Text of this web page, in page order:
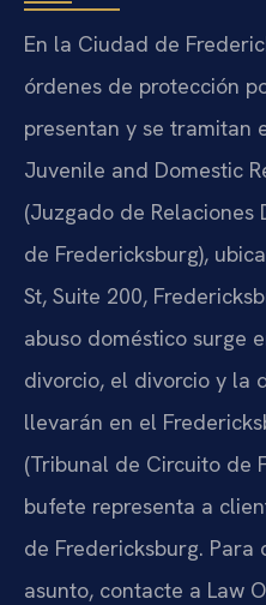
En la Ciudad de
órdenes de protección
presentan y se tramitan
Juvenile and Domestic
(Juzgado de Relaciones
de Fredericksburg),
St, Suite 200,
abuso doméstico surge
divorcio, el divorcio y la
llevarán en el
(Tribunal de Circuito de
bufete representa a
de Fredericksburg.
asunto, contacte a Law